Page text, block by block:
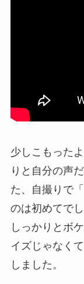
少しこもった
りと自分の声
た、自撮りで
のは初めてで
しっかりとボ
イズじゃなく
しました。